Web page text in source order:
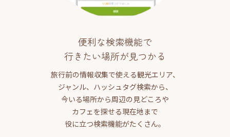
便利な検索機能で
行きたい場所が見つかる
旅行前の情報収集で使える観光エリア、
ジャンル、ハッシュタグ検索から、
今いる場所から周辺の見どころや
カフェを探せる現在地まで
役に立つ検索機能がたくさん。